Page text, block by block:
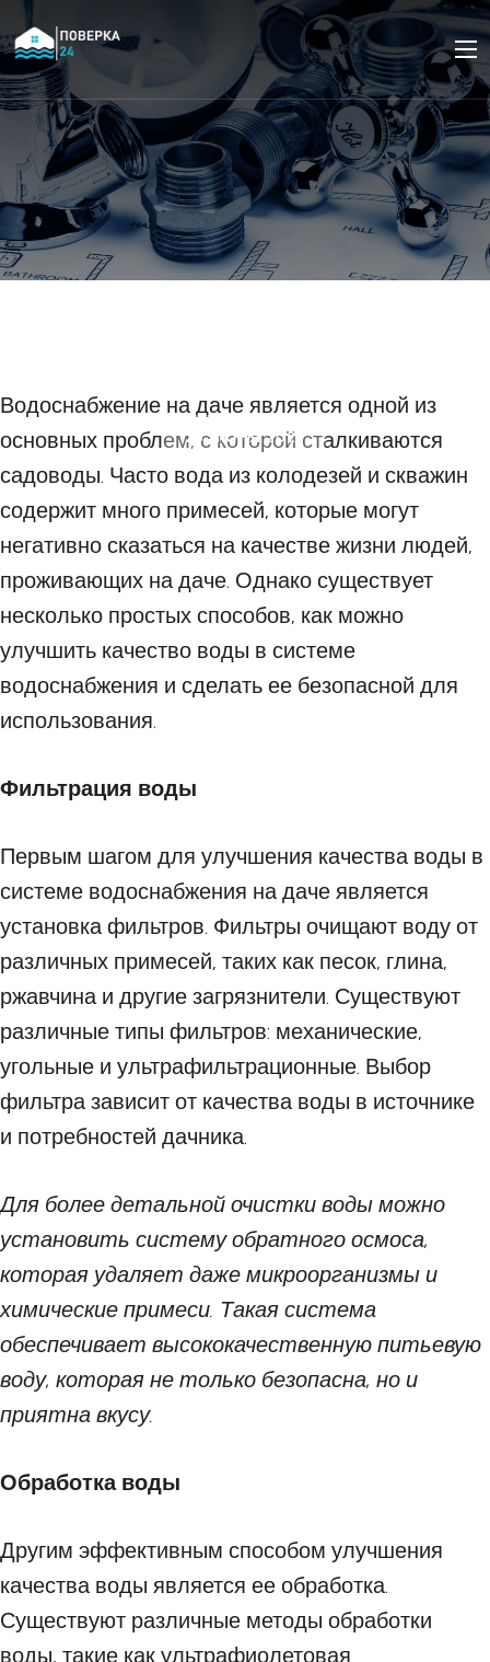
25 ИЮНЯ 2023
Водоснабжение на даче является одной из
основных проблем, с которой сталкиваются
садоводы. Часто вода из колодезей и скважин
содержит много примесей, которые могут
негативно сказаться на качестве жизни людей,
проживающих на даче. Однако существует
несколько простых способов, как можно
улучшить качество воды в системе
водоснабжения и сделать ее безопасной для
использования.
Фильтрация воды
Первым шагом для улучшения качества воды в
системе водоснабжения на даче является
установка фильтров. Фильтры очищают воду от
различных примесей, таких как песок, глина,
ржавчина и другие загрязнители. Существуют
различные типы фильтров: механические,
угольные и ультрафильтрационные. Выбор
фильтра зависит от качества воды в источнике
и потребностей дачника.
Для более детальной очистки воды можно
установить систему обратного осмоса,
которая удаляет даже микроорганизмы и
химические примеси. Такая система
обеспечивает высококачественную питьевую
воду, которая не только безопасна, но и
приятна вкусу.
Обработка воды
Другим эффективным способом улучшения
качества воды является ее обработка.
Существуют различные методы обработки
воды, такие как ультрафиолетовая